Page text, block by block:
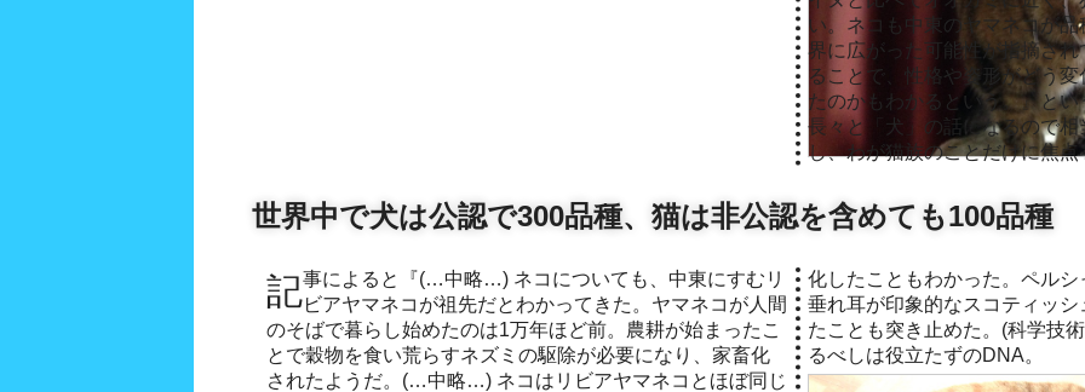
い。ネコも中東のヤマネコが
界に広がった可能性が指摘さ
ることで、性格や姿形がどう
たのかもわかるという。』と
長々と「犬」の話になるので
し、わが猫族のことだけに焦
世界中で犬は公認で300品種、猫は非公認を含めても100品種
記事によると『(…中略…) ネコについても、中東にすむリビアヤマネコが祖先だとわかってきた。ヤマネコが人間
のそばで暮らし始めたのは1万年ほど前。農耕が始まったこ
とで穀物を食い荒らすネズミの駆除が必要になり、家畜化
されたようだ。(…中略…) ネコはリビアヤマネコとほぼ同じ
化したこともわかった。ペル
垂れ耳が印象的なスコティッ
たことも突き止めた。(科学技
るべしは役立たずのDNA。